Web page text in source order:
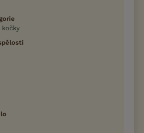
kočky